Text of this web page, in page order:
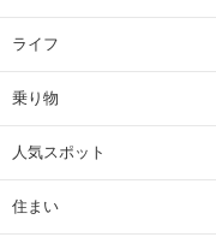
ライフ
乗り物
人気スポット
住まい